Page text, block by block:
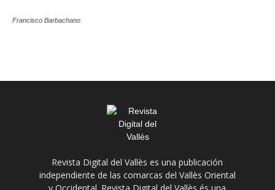
Francisco Barbachano
Revista Digital del Vallès es una publicación
independiente de las comarcas del Vallès Oriental